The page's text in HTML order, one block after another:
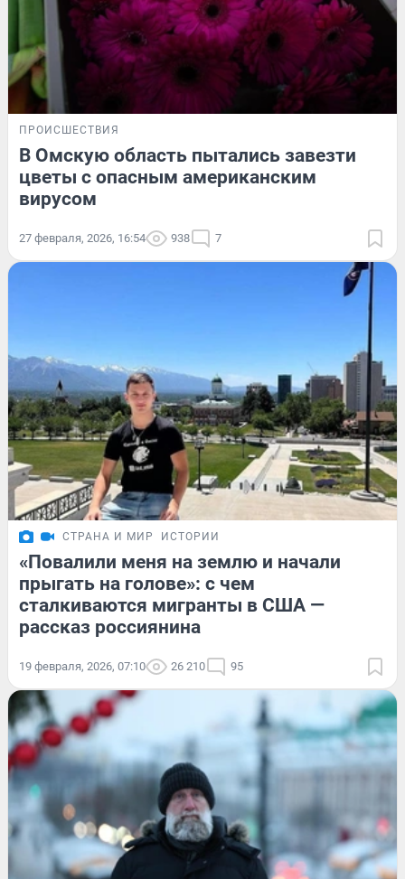
ПРОИСШЕСТВИЯ
В Омскую область пытались завезти
цветы с опасным американским
вирусом
27 февраля, 2026, 16:54 938 7
СТРАНА И МИР ИСТОРИИ
«Повалили меня на землю и начали
прыгать на голове»: с чем
сталкиваются мигранты в США —
рассказ россиянина
19 февраля, 2026, 07:10 26 210 95